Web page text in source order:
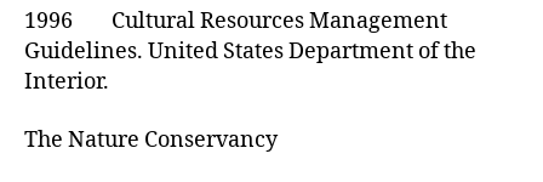
1996 Cultural Resources Management
Guidelines. United States Department of the
Interior.
The Nature Conservancy